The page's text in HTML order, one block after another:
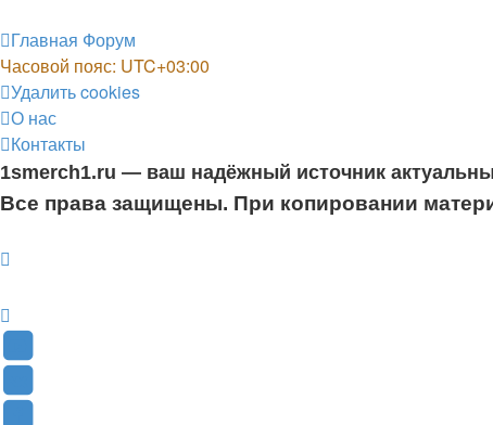
Главная Форум
Часовой пояс: UTC+03:00
Удалить cookies
О нас
Контакты
1smerch1.ru — ваш надёжный источник
Все права защищены. При копировании